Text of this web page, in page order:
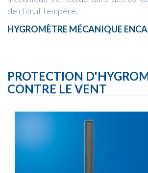
de climat tempéré.
HYGROMÈTRE MÉCANIQUE
PROTECTION
CONTRE LE VENT